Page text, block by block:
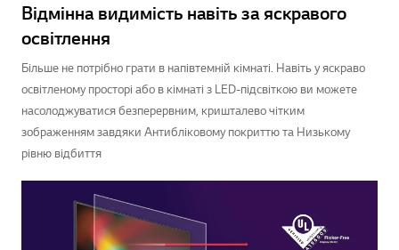
Відмінна видимість навіть за яскравого
освітлення
Більше не потрібно грати в напівтемній кімнаті. Навіть у яскраво
освітленому просторі або в кімнаті з LED-підсвіткою ви можете
насолоджуватися безперервним, кришталево чітким
зображенням завдяки Антибліковому покриттю та Низькому
рівню відбиття